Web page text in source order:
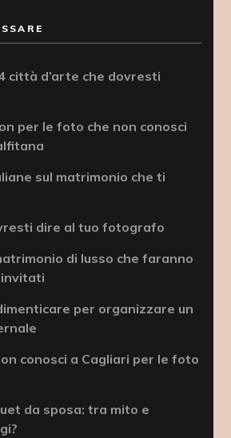
città d’arte che dovresti
per le foto che non conosci
sul matrimonio che ti
dire al tuo fotografo
di lusso che faranno
per organizzare un
conosci a Cagliari per le foto
da sposa: tra mito e